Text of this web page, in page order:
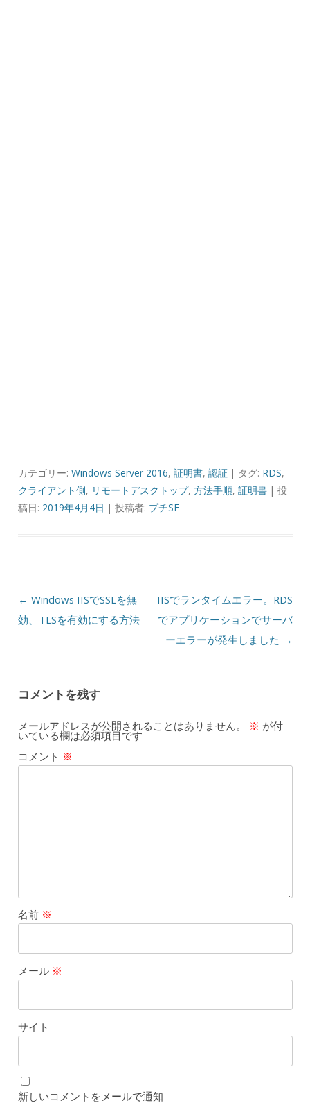
カテゴリー: Windows Server 2016, 証明書, 認証| タグ: RDS,
クライアント側, リモートデスクトップ, 方法手順, 証明書| 投
稿日: 2019年4月4日 | 投稿者: プチSE
投稿ナビゲーション
← Windows IISでSSLを無
効、TLSを有効にする方法
IISでランタイムエラー。RDS
でアプリケーションでサーバ
ーエラーが発生しました →
コメントを残す
メールアドレスが公開されることはありません。 ※ が付
いている欄は必須項目です
コメント ※
名前 ※
メール ※
サイト
新しいコメントをメールで通知